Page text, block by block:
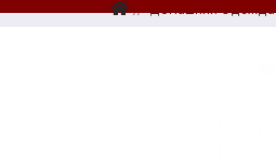
Домашняя Одежда